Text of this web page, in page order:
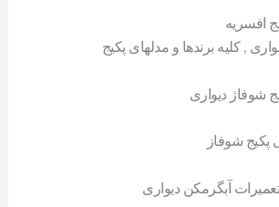
افسریه
, کلیه برندها و مدلهای پکیج
شوفاژ دیواری
پکیج شوفاز
آبگرمکن دیواری